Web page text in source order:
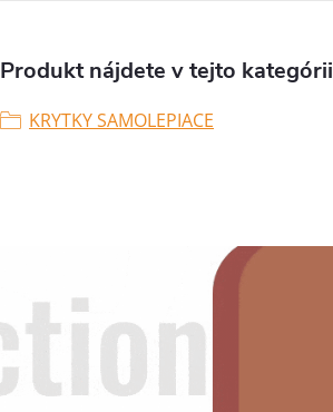
Produkt nájdete v tejto kategórii
KRYTKY SAMOLEPIACE